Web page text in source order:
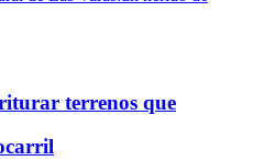
terrenos que